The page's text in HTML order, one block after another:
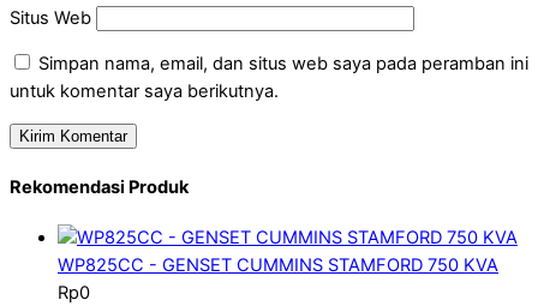
Situs Web
Simpan nama, email, dan situs web saya pada peramban ini
untuk komentar saya berikutnya.
Rekomendasi Produk
WP825CC - GENSET CUMMINS STAMFORD 750 KVA
Rp0